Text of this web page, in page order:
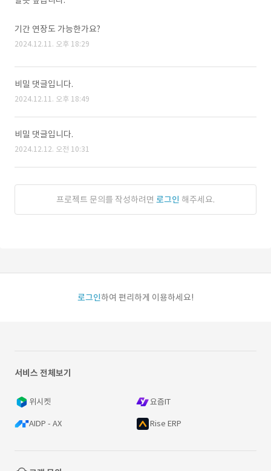
기간 연장도 가능한가요?
2024.12.11. 오후 18:29
비밀 댓글입니다.
2024.12.11. 오후 18:49
비밀 댓글입니다.
2024.12.12. 오전 10:31
프로젝트 문의를 작성하려면 로그인 해주세요.
로그인하여 편리하게 이용하세요!
서비스 전체보기
위시켓 요즘IT
AIDP - AX Rise ERP